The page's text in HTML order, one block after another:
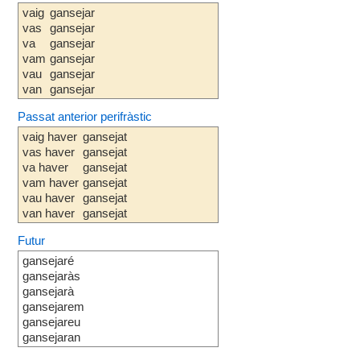
vaig
vas
va
vam
vau
van
gansejar
gansejar
gansejar
gansejar
gansejar
gansejar
Passat anterior perifràstic
vaig haver
vas haver
va haver
vam haver
vau haver
van haver
gansejat
gansejat
gansejat
gansejat
gansejat
gansejat
Futur
gansejaré
gansejaràs
gansejarà
gansejarem
gansejareu
gansejaran